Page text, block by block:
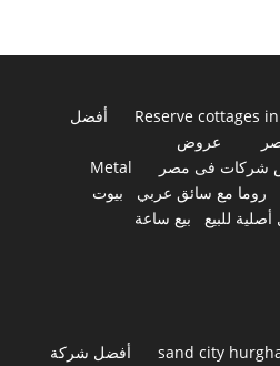
Reserve cottages
أفضل
عروض
شركات فى مصر
Metal
روما مع سائق عربي
بيوت
للبيع
بيع ساعة
sand city
أفضل شركة